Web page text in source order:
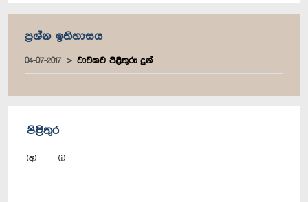
ප්‍රශ්න ඉතිහාසය
04-07-2017 වාචිකව පිළිතුරු දුන්
පිළිතුර
(අ) (i)